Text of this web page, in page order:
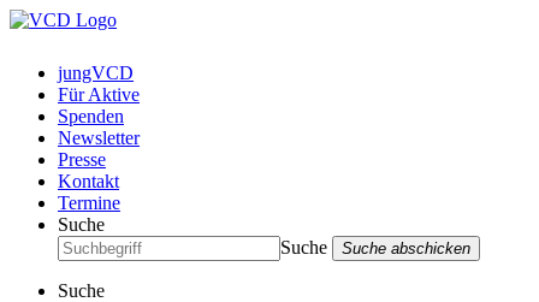
jungVCD
Für Aktive
Spenden
Newsletter
Presse
Kontakt
Termine
Suche
Suche
Suche abschicken
Suche